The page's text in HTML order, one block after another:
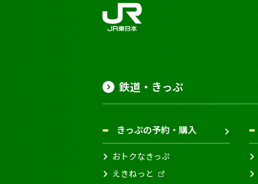
鉄道・きっぷ
きっぷの予約・購入
おトクなきっぷ
えきねっと